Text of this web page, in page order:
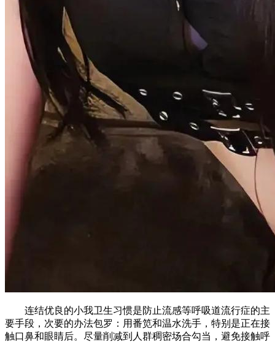
连结优良的小我卫生习惯是防止流感等呼吸道流行症的主
要手段，次要的办法包罗：用番笕和温水洗手，特别是正在接
触口鼻和眼睛后。尽量削减到人群稠密场合勾当，避免接触呼